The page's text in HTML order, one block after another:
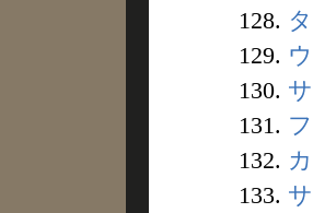
128.
129.
130.
131.
132.
133.